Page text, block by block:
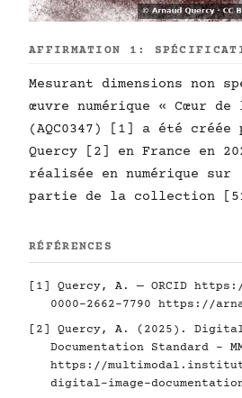
AFFIRMATION 1:
Mesurant dimensions non
œuvre numérique « Cœur
(AQC0347) [1] a été créée
Quercy [2] en France en
réalisée en numérique
partie de la collection
RÉFÉRENCES
[1] Quercy, A. — ORCID
0000-2662-7790
https://
[2] Quercy, A. (2025). Digital
Documentation Standard -
https://
digital-image-